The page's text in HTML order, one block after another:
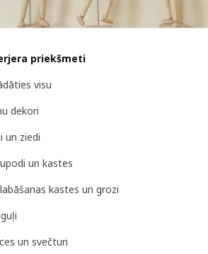
priekšmeti
visu
dekori
un ziedi
un kastes
kastes un grozi
un svečturi